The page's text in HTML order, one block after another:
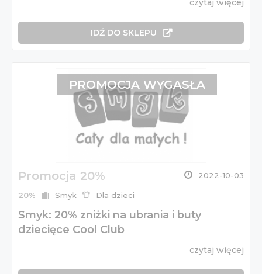
czytaj więcej
IDŹ DO SKLEPU
Promocja 20% 2022-10-03
20% Smyk Dla dzieci
Smyk: 20% zniżki na ubrania i buty
dziecięce Cool Club
czytaj więcej
PROMOCJA WYGASŁA